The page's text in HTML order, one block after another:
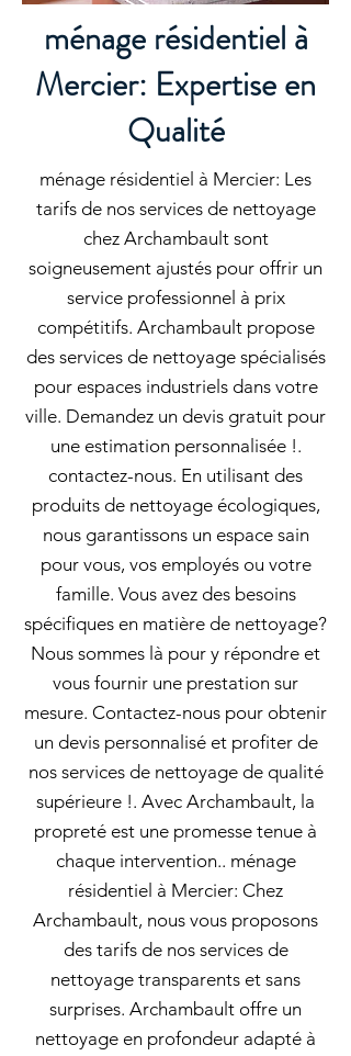
ménage résidentiel à
Mercier: Expertise en
Qualité
ménage résidentiel à Mercier: Les
tarifs de nos services de nettoyage
chez Archambault sont
soigneusement ajustés pour offrir un
service professionnel à prix
compétitifs. Archambault propose
des services de nettoyage spécialisés
pour espaces industriels dans votre
ville. Demandez un devis gratuit pour
une estimation personnalisée !.
contactez-nous. En utilisant des
produits de nettoyage écologiques,
nous garantissons un espace sain
pour vous, vos employés ou votre
famille. Vous avez des besoins
spécifiques en matière de nettoyage?
Nous sommes là pour y répondre et
vous fournir une prestation sur
mesure. Contactez-nous pour obtenir
un devis personnalisé et profiter de
nos services de nettoyage de qualité
supérieure !. Avec Archambault, la
propreté est une promesse tenue à
chaque intervention.. ménage
résidentiel à Mercier: Chez
Archambault, nous vous proposons
des tarifs de nos services de
nettoyage transparents et sans
surprises. Archambault offre un
nettoyage en profondeur adapté à